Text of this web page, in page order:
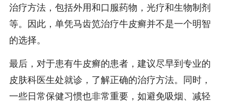
治疗方法，包括外用和口服药物，光疗和生物制剂
等。因此，单凭马齿笕治疗牛皮癣并不是一个明智
的选择。
最后，对于患有牛皮癣的患者，建议尽早到专业的
皮肤科医生处就诊，了解正确的治疗方法。同时，
一些日常保健习惯也非常重要，如避免吸烟、减轻